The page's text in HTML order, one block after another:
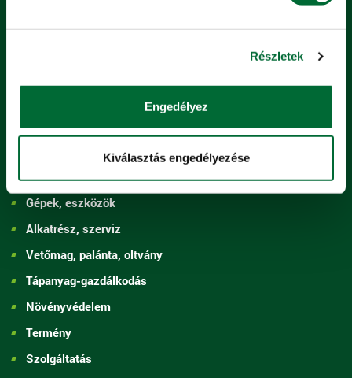
Részletek
Engedélyez
Kiválasztás engedélyezése
4181 Nádudvar, Bem J. u. 1.
Gépek, eszközök
Alkatrész, szerviz
Vetőmag, palánta, oltvány
Tápanyag-gazdálkodás
Növényvédelem
Termény
Szolgáltatás